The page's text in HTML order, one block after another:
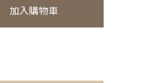
加入購物車